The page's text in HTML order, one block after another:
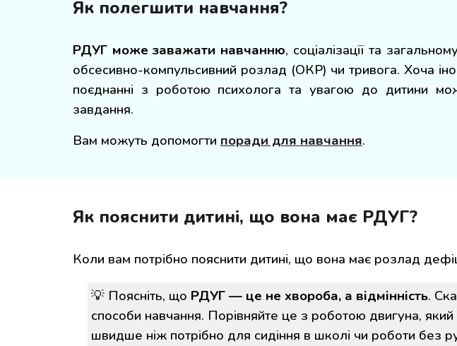
Як полегшити навчання?
РДУГ може заважати навчанню, соціалізації та
обсесивно-компульсивний розлад (ОКР) чи тривога. Хоча
поєднанні з роботою психолога та увагою до дитини
завдання.
Вам можуть допомогти поради для навчання.
Як пояснити дитині, що вона має РДУГ?
Коли вам потрібно пояснити дитині, що вона має розлад
💡 Поясніть, що РДУГ — це не хвороба, а відмінність.
способи навчання. Порівняйте це з роботою двигуна,
швидше ніж потрібно для сидіння в школі чи роботи без